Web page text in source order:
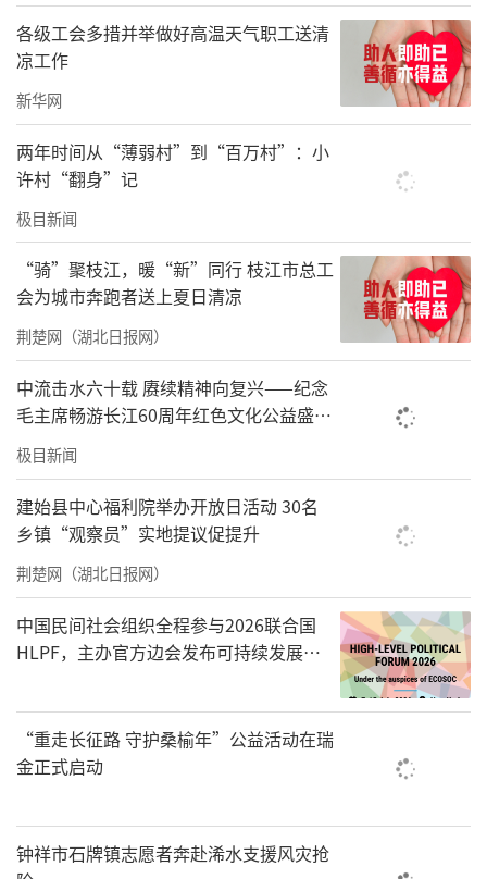
这几年，服务队结合牧区实际情况和牧民
需求，围绕乡村振兴战略、绿色发展理念等主
题策划了一系列宣讲活动。驻地少数民族群众
多数以放牧牛羊为生，“爱心服务队”官兵还
请来养殖专家，对牧民进行科技养殖辅导。
“有段时间，我家牛羊病死率偏高。服务
队同志走访得知后，不仅协调兽医来治疗，还
请专家给我讲解牲畜疾病预防方法，帮我挽回
了不少损失。”牧民胡尔曼巴依说。
“‘兵亲戚’热心又懂技术，帮了我们不
少忙。我和哈萨克族的战士聊过，现在政策
好，我也想送儿子去部队当兵锻炼。”艾德力
大叔说。
“同在天山下，再远都是‘邻居’”
“您把左手自然放平……”保障队卫生
员、“爱心服务队”成员陈博俯下身，将血压
计臂带套在63岁的牧民木拉提·拜克力左臂
上，认真观察着血压计的显示屏，并给出专业
建议：“要注意饮食清淡，少油少盐。”
“很多牧民家里老人都有慢性病。”陈博
医疗骨干加入“爱心服务队”，定期到牧区巡
各级工会多措并举做好高温天气职工送清
凉工作
新华网
两年时间从“薄弱村”到“百万村”：小
许村“翻身”记
极目新闻
“骑”聚枝江，暖“新”同行 枝江市总工
会为城市奔跑者送上夏日清凉
荆楚网（湖北日报网）
中流击水六十载 赓续精神向复兴——纪念
毛主席畅游长江60周年红色文化公益盛典
在武汉举办
极目新闻
建始县中心福利院举办开放日活动 30名
乡镇“观察员”实地提议促提升
荆楚网（湖北日报网）
中国民间社会组织全程参与2026联合国
HLPF，主办官方边会发布可持续发展标
“重走长征路 守护桑榆年”公益活动在瑞
金正式启动
钟祥市石牌镇志愿者奔赴浠水支援风灾抢